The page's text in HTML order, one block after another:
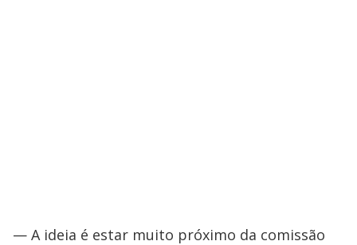
— A ideia é estar muito próximo da comissão